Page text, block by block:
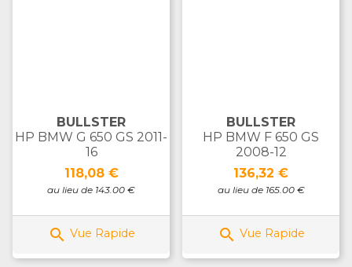
BULLSTER
HP BMW G 650 GS 2011-
16
Prix
118,08 €
au lieu de 143.00 €
 Vue Rapide
BULLSTER
HP BMW F 650 GS
2008-12
Prix
136,32 €
au lieu de 165.00 €
 Vue Rapide